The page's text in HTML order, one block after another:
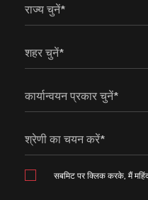
राज्य चुनें*
शहर चुनें*
कार्यान्वयन प्रकार चुनें*
श्रेणी का चयन करें*
सबमिट पर क्लिक करके, मैं